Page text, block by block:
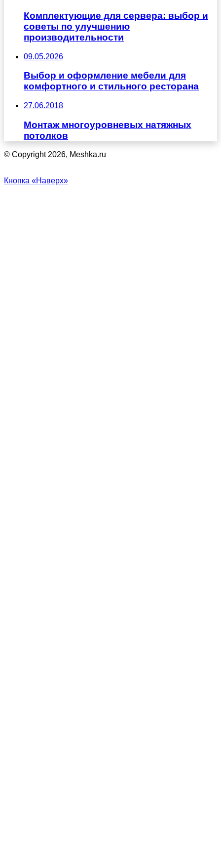
Комплектующие для сервера: выбор и
советы по улучшению
производительности
09.05.2026
Выбор и оформление мебели для
комфортного и стильного ресторана
27.06.2018
Монтаж многоуровневых натяжных
потолков
© Copyright 2026, Meshka.ru
Кнопка «Наверх»